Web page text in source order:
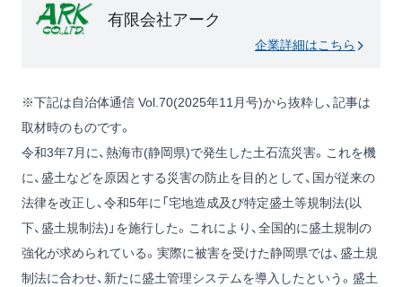
有限会社アーク
企業詳細はこちら
※下記は自治体通信 Vol.70(2025年11月号)から抜粋し、記事は
取材時のものです。
令和3年7月に、熱海市(静岡県)で発生した土石流災害。これを機
に、盛土などを原因とする災害の防止を目的として、国が従来の
法律を改正し、令和5年に「宅地造成及び特定盛土等規制法(以
下、盛土規制法)」を施行した。これにより、全国的に盛土規制の
強化が求められている。実際に被害を受けた静岡県では、盛土規
制法に合わせ、新たに盛土管理システムを導入したという。盛土